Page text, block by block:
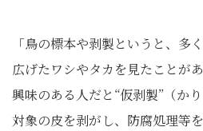
「鳥の標本や剥製というと、多
広げたワシやタカを見たことが
興味のある人だと“仮剥製” （か
対象の皮を剥がし、防腐処理等